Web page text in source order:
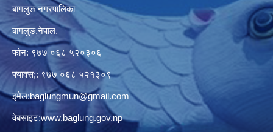
बागलुङ नगरपालिका
बागलुङ,नेपाल.
फोन: ९७७ ०६८ ५२०३०६
फ्याक्स;: ९७७ ०६८ ५२१३०९
इमेल:baglungmun@gmail.com
वेबसाइट:www.baglung.gov.np